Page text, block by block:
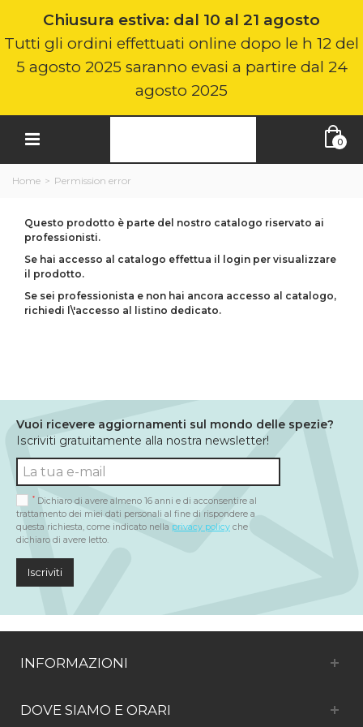
Chiusura estiva: dal 10 al 21 agosto
Tutti gli ordini effettuati online dopo le h 12 del
5 agosto 2025 saranno evasi a partire dal 24
agosto 2025
0
Home > Permission error
Questo prodotto è parte del nostro catalogo riservato ai
professionisti.
Se hai accesso al catalogo effettua il login per visualizzare
il prodotto.
Se sei professionista e non hai ancora accesso al catalogo,
richiedi l\'accesso al listino dedicato.
Vuoi ricevere aggiornamenti sul mondo delle spezie?
Iscriviti gratuitamente alla nostra newsletter!
* Dichiaro di avere almeno 16 anni e di acconsentire al
trattamento dei miei dati personali al fine di rispondere a
questa richiesta, come indicato nella privacy policy che
dichiaro di avere letto.
Iscriviti
INFORMAZIONI
DOVE SIAMO E ORARI